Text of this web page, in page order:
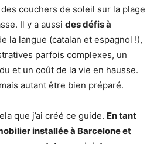
des couchers de soleil sur la plage
Il y a aussi des défis à
la langue (catalan et espagnol !),
parfois complexes, un
et un coût de la vie en hausse.
autant être bien préparé.
que j’ai créé ce guide. En tant
installée à Barcelone et